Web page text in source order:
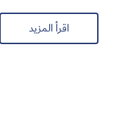
اقرأ المزيد